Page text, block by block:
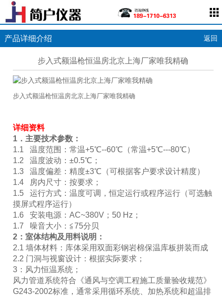
产品详细介绍 返回
步入式额温枪恒温房北京上海厂家唯我精确
步入式额温枪恒温房北京上海厂家唯我精确
详细资料
1 ． 主要技术参数：
1.1 温度范围：常温+5℃--60℃（常温+5℃---80℃）
1.2 温度波动：±0.5℃；
1.3 温度偏差：精度±3℃（可根据客户要求设计精度）
1.4 房内尺寸：按要求；
1.5 运行方式：温度可调，恒定运行或程序运行（可选触
摸屏式程序运行）
1.6 安装电源：AC~380V；50 Hz；
1.7 噪音大小：≦75分贝
2 ：室体结构及用料说明：
2.1 墙体材料：库体采用双面彩钢岩棉保温库板拼装而成
2.2 门洞与视窗设计：根据实际要求；
3：风力恒温系统；
风力管道系统符合《通风与空调工程施工质量验收规范》
G243-2002标准，通常采用循环系统、加热系统和超温排